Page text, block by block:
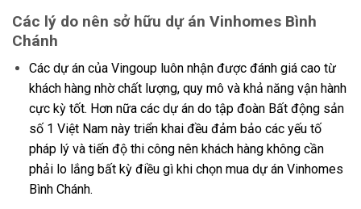
Các lý do nên sở hữu dự án Vinhomes Bình
Chánh
Các dự án của Vingoup luôn nhận được đánh giá cao từ
khách hàng nhờ chất lượng, quy mô và khả năng vận hành
cực kỳ tốt. Hơn nữa các dự án do tập đoàn Bất động sản
số 1 Việt Nam này triển khai đều đảm bảo các yếu tố
pháp lý và tiến độ thi công nên khách hàng không cần
phải lo lắng bất kỳ điều gì khi chọn mua dự án Vinhomes
Bình Chánh.